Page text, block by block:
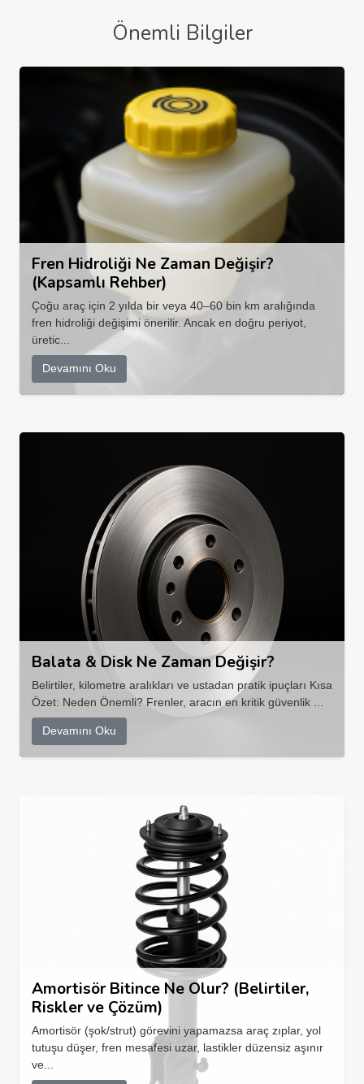
Önemli Bilgiler
Fren Hidroliği Ne Zaman Değişir?
(Kapsamlı Rehber)
Çoğu araç için 2 yılda bir veya 40–60 bin km aralığında
fren hidroliği değişimi önerilir. Ancak en doğru periyot,
üretic...
Devamını Oku
Balata & Disk Ne Zaman Değişir?
Belirtiler, kilometre aralıkları ve ustadan pratik ipuçları Kısa
Özet: Neden Önemli? Frenler, aracın en kritik güvenlik ...
Devamını Oku
Amortisör Bitince Ne Olur? (Belirtiler,
Riskler ve Çözüm)
Amortisör (şok/strut) görevini yapamazsa araç zıplar, yol
tutuşu düşer, fren mesafesi uzar, lastikler düzensiz aşınır
ve...